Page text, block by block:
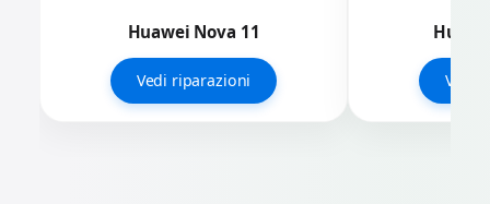
Huawei Nova 11
Vedi riparazioni Vedi